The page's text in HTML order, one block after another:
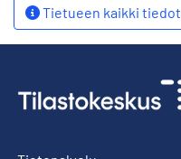
Tietueen kaikki tiedot